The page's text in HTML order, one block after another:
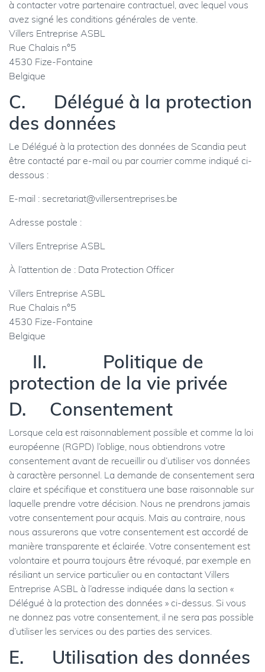
à contacter votre partenaire contractuel, avec lequel vous
avez signé les conditions générales de vente.
Villers Entreprise ASBL
Rue Chalais n°5
4530 Fize-Fontaine
Belgique
C. Délégué à la protection
des données
Le Délégué à la protection des données de Scandia peut
être contacté par e-mail ou par courrier comme indiqué ci-
dessous :
E-mail : secretariat@villersentreprises.be
Adresse postale :
Villers Entreprise ASBL
À l’attention de : Data Protection Officer
Villers Entreprise ASBL
Rue Chalais n°5
4530 Fize-Fontaine
Belgique
II. Politique de
protection de la vie privée
D. Consentement
Lorsque cela est raisonnablement possible et comme la loi
européenne (RGPD) l’oblige, nous obtiendrons votre
consentement avant de recueillir ou d’utiliser vos données
à caractère personnel. La demande de consentement sera
claire et spécifique et constituera une base raisonnable sur
laquelle prendre votre décision. Nous ne prendrons jamais
votre consentement pour acquis. Mais au contraire, nous
nous assurerons que votre consentement est accordé de
manière transparente et éclairée. Votre consentement est
volontaire et pourra toujours être révoqué, par exemple en
résiliant un service particulier ou en contactant Villers
Entreprise ASBL à l’adresse indiquée dans la section «
Délégué à la protection des données » ci-dessus. Si vous
ne donnez pas votre consentement, il ne sera pas possible
d’utiliser les services ou des parties des services.
E. Utilisation des données